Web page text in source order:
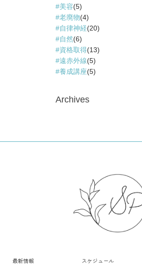
美容(5)
老廃物(4)
自律神経(20)
自然(6)
資格取得(13)
遠赤外線(5)
養成講座(5)
Archives
最新情報 スケジュール